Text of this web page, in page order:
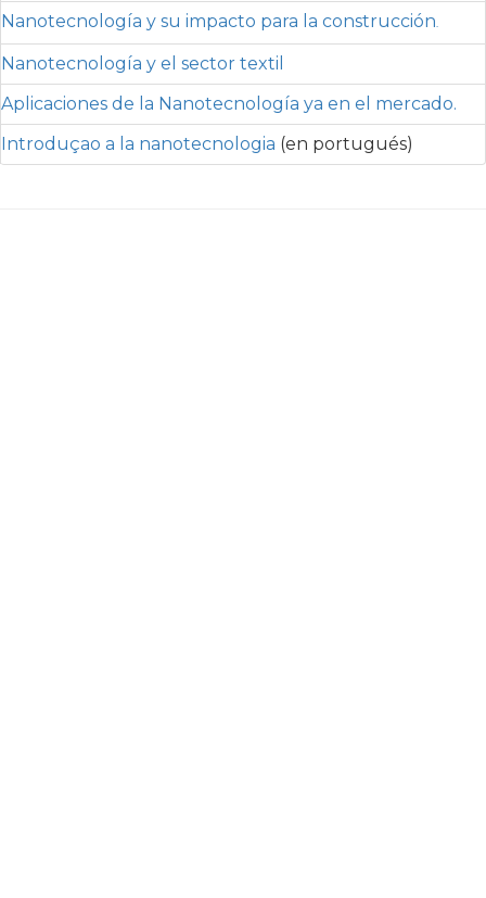
Nanotecnología y su impacto para la construcción.
Nanotecnología y el sector textil
Aplicaciones de la Nanotecnología ya en el mercado.
Introduçao a la nanotecnologia (en portugués)